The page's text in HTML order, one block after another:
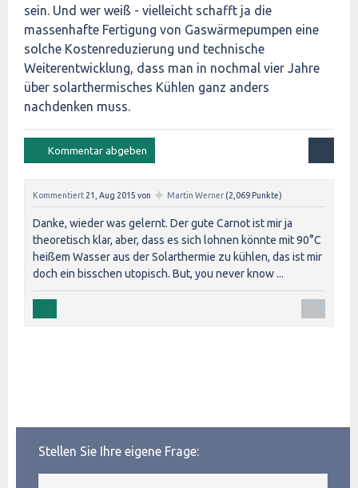
sein. Und wer weiß - vielleicht schafft ja die
massenhafte Fertigung von Gaswärmepumpen eine
solche Kostenreduzierung und technische
Weiterentwicklung, dass man in nochmal vier Jahre
über solarthermisches Kühlen ganz anders
nachdenken muss.
Kommentiert 21, Aug 2015 von ✦ Martin Werner (2,069 Punkte)
Danke, wieder was gelernt. Der gute Carnot ist mir ja
theoretisch klar, aber, dass es sich lohnen könnte mit 90°C
heißem Wasser aus der Solarthermie zu kühlen, das ist mir
doch ein bisschen utopisch. But, you never know ...
Stellen Sie Ihre eigene Frage: